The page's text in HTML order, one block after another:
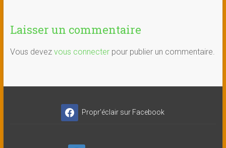
Laisser un commentaire
Vous devez vous connecterpour publier un commentaire.
Propr'éclair sur Facebook